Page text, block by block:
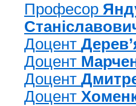
Професор
Доцент
Доцент
Доцент
Доцент